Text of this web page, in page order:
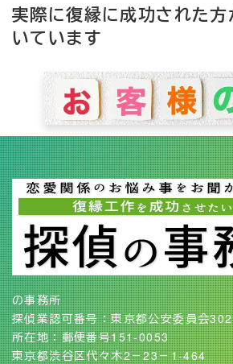
実際に復縁に成功された
いています
の事務所
探偵業認可番号：東京都公安委員会
所在地：郵便番号151-0053
東京都渋谷区代々木2－23－1-464